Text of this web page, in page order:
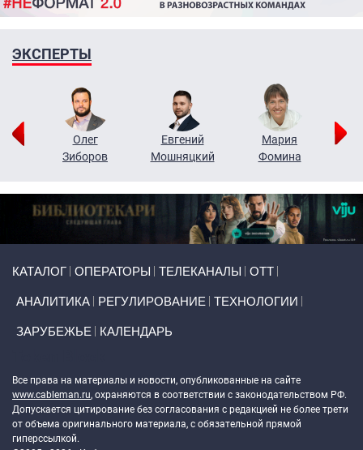
ЭКСПЕРТЫ
Олег
Зиборов
Евгений
Мошняцкий
Мария
Фомина
КАТАЛОГ ОПЕРАТОРЫ ТЕЛЕКАНАЛЫ ОТТ
АНАЛИТИКА РЕГУЛИРОВАНИЕ ТЕХНОЛОГИИ
ЗАРУБЕЖЬЕ КАЛЕНДАРЬ
Все права на материалы и новости, опубликованные на сайте
www.cableman.ru, охраняются в соответствии с законодательством РФ.
Допускается цитирование без согласования с редакцией не более трети
от объема оригинального материала, с обязательной прямой
гиперссылкой.